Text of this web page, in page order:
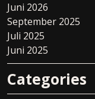
Juni 2026
September 2025
Juli 2025
Juni 2025
Categories